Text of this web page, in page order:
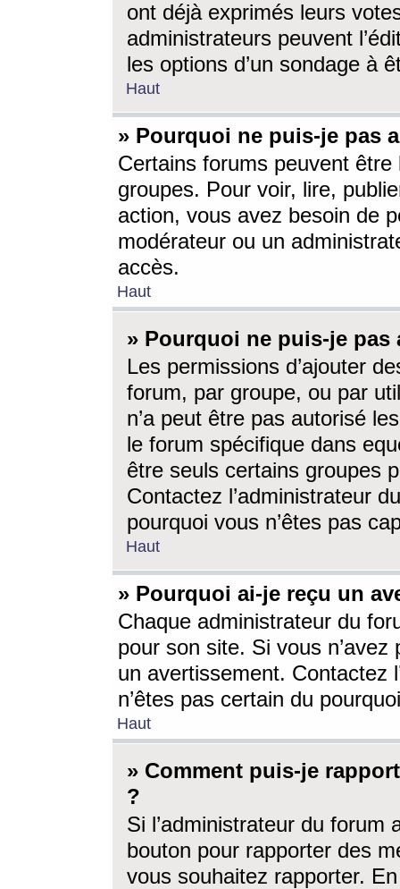
ont déjà exprimés leurs
administrateurs peuvent
les options d’un sondage à
Haut
» Pourquoi ne puis-je pas
Certains forums peuvent être
groupes. Pour voir, lire,
action, vous avez besoin de
modérateur ou un
accès.
Haut
» Pourquoi ne puis-je
Les permissions d’ajouter
forum, par groupe, ou par
n’a peut être pas autorisé
le forum spécifique dans
être seuls certains groupes
Contactez l’administrateur
pourquoi vous n’êtes pas
Haut
» Pourquoi ai-je reçu un
Chaque administrateur du
pour son site. Si vous
un avertissement. Contactez
n’êtes pas certain du
Haut
» Comment puis-je
?
Si l’administrateur du forum
bouton pour rapporter des
vous souhaitez rapporter.